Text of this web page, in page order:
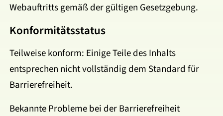
Webauftritts gemäß der gültigen Gesetzgebung.
Konformitätsstatus
Teilweise konform: Einige Teile des Inhalts
entsprechen nicht vollständig dem Standard für
Barrierefreiheit.
Bekannte Probleme bei der Barrierefreiheit